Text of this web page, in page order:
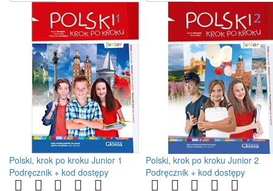
Polski, krok po kroku Junior 1
Podręcznik + kod dostępy
Polski, krok po kroku Junior 2
Podręcznik + kod dostępy